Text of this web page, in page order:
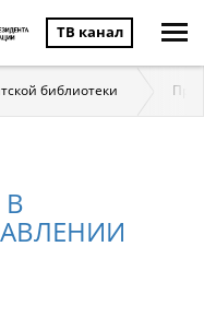
ТВ канал
библиотеки